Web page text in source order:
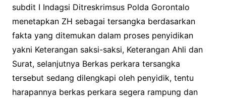
subdit I Indagsi Ditreskrimsus Polda Gorontalo
menetapkan ZH sebagai tersangka berdasarkan
fakta yang ditemukan dalam proses penyidikan
yakni Keterangan saksi-saksi, Keterangan Ahli dan
Surat, selanjutnya Berkas perkara tersangka
tersebut sedang dilengkapi oleh penyidik, tentu
harapannya berkas perkara segera rampung dan